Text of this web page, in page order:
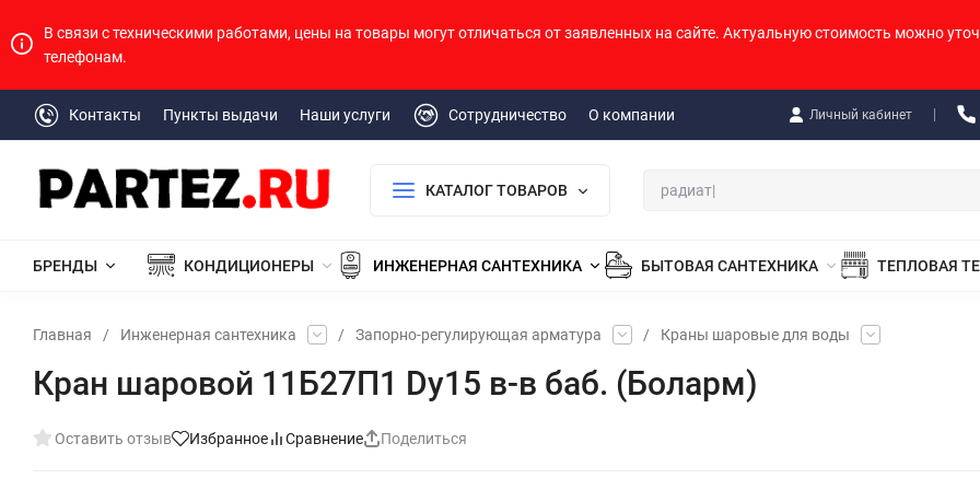
В связи с техническими работами, цены на товары могут отличаться от заявленных на сайте. Актуальную стоимость можно
телефонам.
Контакты Пункты выдачи Наши услуги Сотрудничество О компании Личный кабинет
КАТАЛОГ ТОВАРОВ
БРЕНДЫ КОНДИЦИОНЕРЫ ИНЖЕНЕРНАЯ САНТЕХНИКА БЫТОВАЯ САНТЕХНИКА ТЕПЛОВАЯ
Главная / Инженерная сантехника / Запорно-регулирующая арматура / Краны шаровые для воды
Кран шаровой 11Б27П1 Dу15 в-в баб. (Боларм)
Оставить отзыв Избранное Сравнение Поделиться